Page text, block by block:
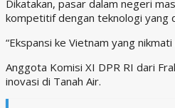
Dikatakan, pasar dalam negeri
kompetitif dengan teknologi yang
“Ekspansi ke Vietnam yang
Anggota Komisi XI DPR RI dari
inovasi di Tanah Air.